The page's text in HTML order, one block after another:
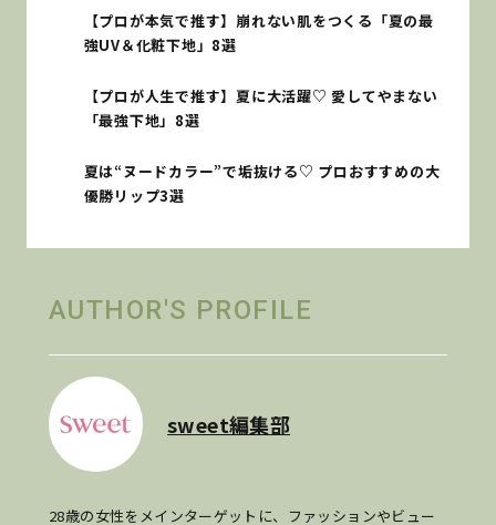
【プロが本気で推す】崩れない肌をつくる「夏の最
強UV＆化粧下地」8選
【プロが人生で推す】夏に大活躍♡ 愛してやまない
「最強下地」8選
夏は“ヌードカラー”で垢抜ける♡ プロおすすめの大
優勝リップ3選
AUTHOR'S PROFILE
sweet編集部
28歳の女性をメインターゲットに、ファッションやビュー